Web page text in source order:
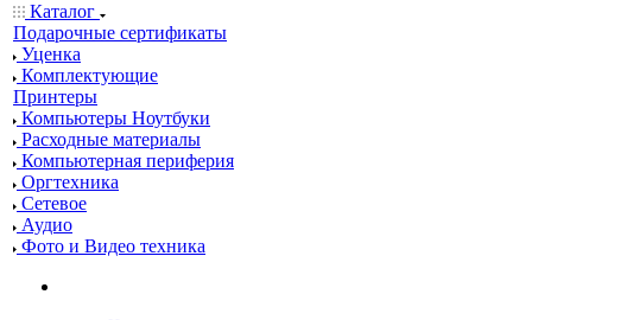
Каталог
Подарочные сертификаты
Уценка
Комплектующие
Принтеры
Компьютеры Ноутбуки
Расходные материалы
Компьютерная периферия
Оргтехника
Сетевое
Аудио
Фото и Видео техника